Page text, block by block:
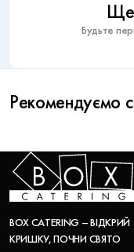
Ще
Будьте
Рекомендуємо
BOX CATERING – ВІДКРИЙ
КРИШКУ, ПОЧНИ СВЯТО